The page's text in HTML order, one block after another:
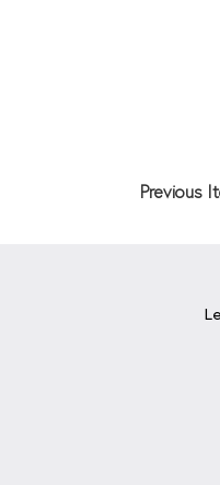
Previous